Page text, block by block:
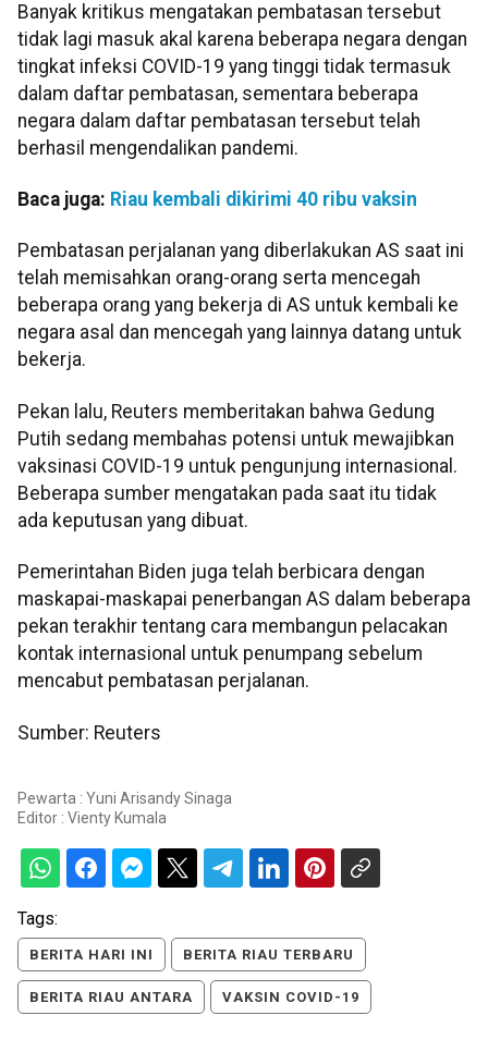
Banyak kritikus mengatakan pembatasan tersebut
tidak lagi masuk akal karena beberapa negara dengan
tingkat infeksi COVID-19 yang tinggi tidak termasuk
dalam daftar pembatasan, sementara beberapa
negara dalam daftar pembatasan tersebut telah
berhasil mengendalikan pandemi.
Baca juga: Riau kembali dikirimi 40 ribu vaksin
Pembatasan perjalanan yang diberlakukan AS saat ini
telah memisahkan orang-orang serta mencegah
beberapa orang yang bekerja di AS untuk kembali ke
negara asal dan mencegah yang lainnya datang untuk
bekerja.
Pekan lalu, Reuters memberitakan bahwa Gedung
Putih sedang membahas potensi untuk mewajibkan
vaksinasi COVID-19 untuk pengunjung internasional.
Beberapa sumber mengatakan pada saat itu tidak
ada keputusan yang dibuat.
Pemerintahan Biden juga telah berbicara dengan
maskapai-maskapai penerbangan AS dalam beberapa
pekan terakhir tentang cara membangun pelacakan
kontak internasional untuk penumpang sebelum
mencabut pembatasan perjalanan.
Sumber: Reuters
Pewarta : Yuni Arisandy Sinaga
Editor : Vienty Kumala
Tags:
BERITA HARI INI BERITA RIAU TERBARU
BERITA RIAU ANTARA VAKSIN COVID-19